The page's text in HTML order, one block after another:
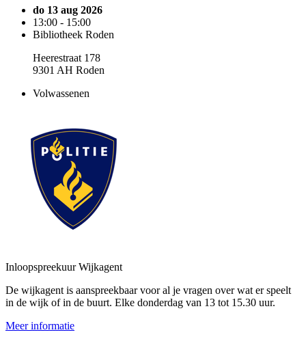
do 13 aug 2026
13:00 - 15:00
Bibliotheek Roden
Heerestraat 178
9301 AH Roden
Volwassenen
Inloopspreekuur Wijkagent
De wijkagent is aanspreekbaar voor al je vragen over wat er speelt
in de wijk of in de buurt. Elke donderdag van 13 tot 15.30 uur.
Meer informatie